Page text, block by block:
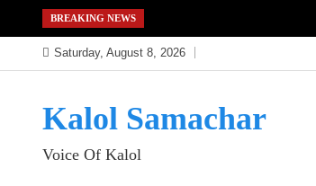
to
content
BREAKING NEWS
Saturday, August 8, 2026
Kalol Samachar
Voice Of Kalol